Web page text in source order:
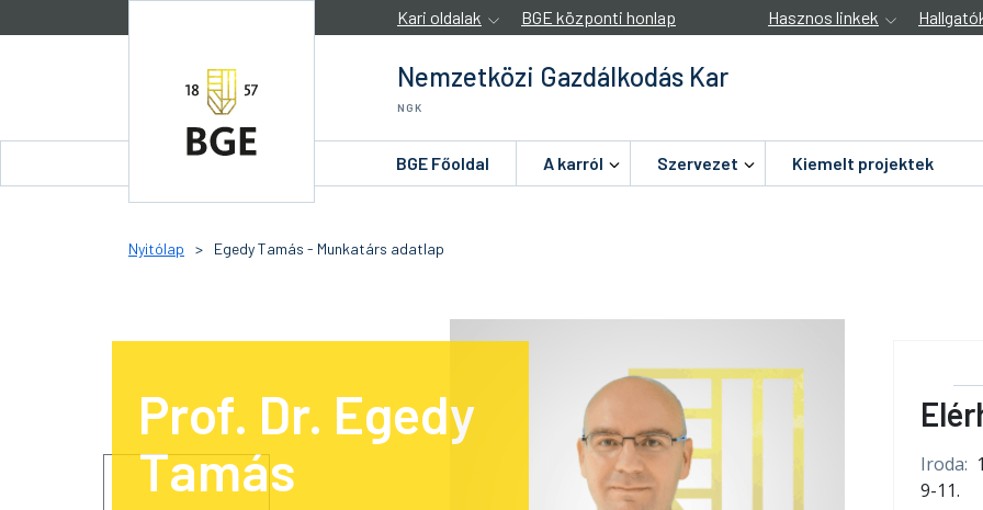
Kari oldalak BGE központi honlap Hasznos linkek
Nemzetközi Gazdálkodás Kar
NGK
BGE Főoldal A karról Szervezet Kiemelt projektek
Nyitólap > Egedy Tamás - Munkatárs adatlap
Prof. Dr. Egedy
Tamás
Iroda:
9-11.